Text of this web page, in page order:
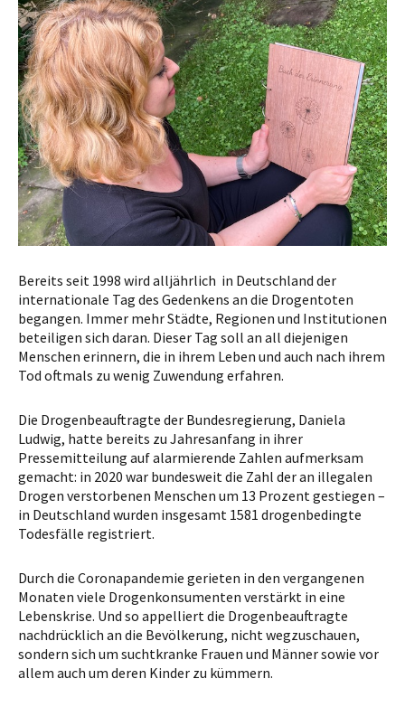
Bereits seit 1998 wird alljährlich in Deutschland der
internationale Tag des Gedenkens an die Drogentoten
begangen. Immer mehr Städte, Regionen und Institutionen
beteiligen sich daran. Dieser Tag soll an all diejenigen
Menschen erinnern, die in ihrem Leben und auch nach ihrem
Tod oftmals zu wenig Zuwendung erfahren.
Die Drogenbeauftragte der Bundesregierung, Daniela
Ludwig, hatte bereits zu Jahresanfang in ihrer
Pressemitteilung auf alarmierende Zahlen aufmerksam
gemacht: in 2020 war bundesweit die Zahl der an illegalen
Drogen verstorbenen Menschen um 13 Prozent gestiegen –
in Deutschland wurden insgesamt 1581 drogenbedingte
Todesfälle registriert.
Durch die Coronapandemie gerieten in den vergangenen
Monaten viele Drogenkonsumenten verstärkt in eine
Lebenskrise. Und so appelliert die Drogenbeauftragte
nachdrücklich an die Bevölkerung, nicht wegzuschauen,
sondern sich um suchtkranke Frauen und Männer sowie vor
allem auch um deren Kinder zu kümmern.